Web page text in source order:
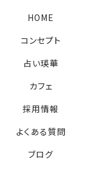
HOME
コンセプト
占い瑛華
カフェ
採用情報
よくある質問
ブログ